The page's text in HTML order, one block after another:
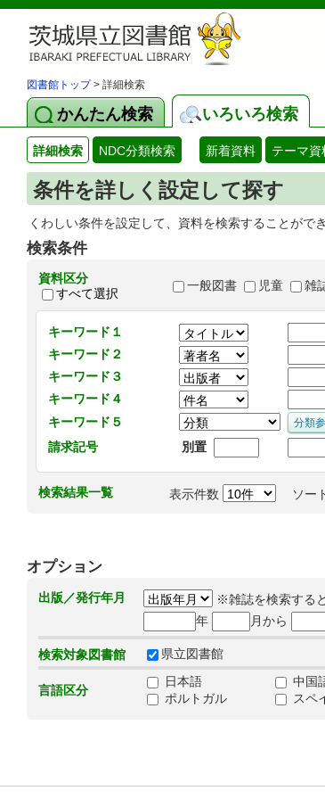
図書館トップ> 詳細検索
かんたん検索 いろいろ検索
詳細検索 NDC分類検索 新着資料 テーマ資
条件を詳しく設定して探す
くわしい条件を設定して、資料を検索することができ
検索条件
資料区分
すべて選択
一般図書 児童 雑
キーワード１
キーワード２
キーワード３
キーワード４
キーワード５
請求記号
別置
検索結果一覧 表示件数 ソー
オプション
出版／発行年月
※雑誌を検索する
年
月から
検索対象図書館 県立図書館
言語区分
日本語 中国
ポルトガル
スペ